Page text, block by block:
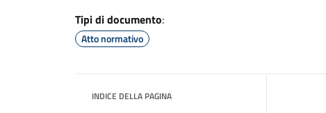
Tipi di documento:
Atto normativo
INDICE DELLA PAGINA